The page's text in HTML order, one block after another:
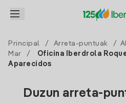
Principal / Arreta-puntuak /
Mar
/
Oficina Iberdrola
Aparecidos
Duzun arreta-